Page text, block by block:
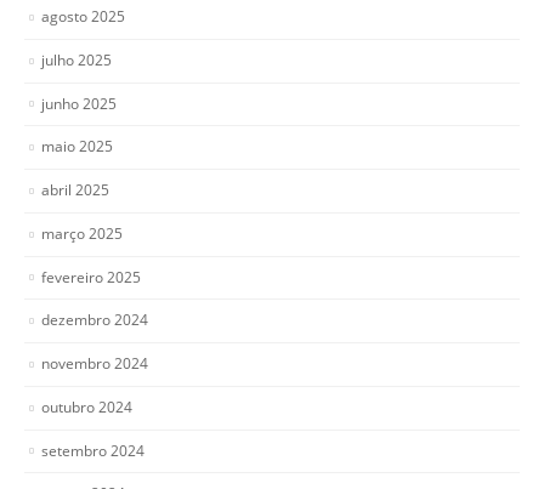
agosto 2025
julho 2025
junho 2025
maio 2025
abril 2025
março 2025
fevereiro 2025
dezembro 2024
novembro 2024
outubro 2024
setembro 2024